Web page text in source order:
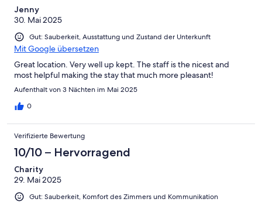
Jenny
30. Mai 2025
Gut: Sauberkeit, Ausstattung und Zustand der Unterkunft
Mit Google übersetzen
Great location. Very well up kept. The staff is the nicest and
most helpful making the stay that much more pleasant!
Aufenthalt von 3 Nächten im Mai 2025
0
Verifizierte Bewertung
10/10 – Hervorragend
Charity
29. Mai 2025
Gut: Sauberkeit, Komfort des Zimmers und Kommunikation